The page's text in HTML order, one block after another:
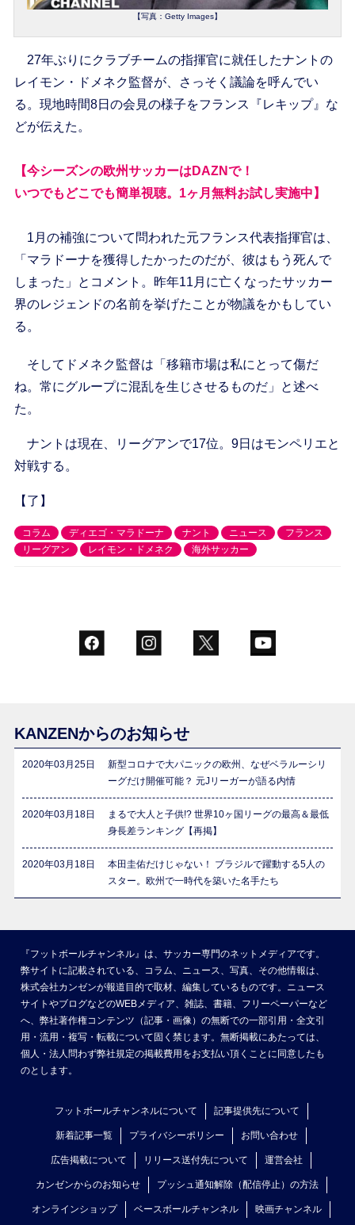
【写真：Getty Images】
27年ぶりにクラブチームの指揮官に就任したナントの
レイモン・ドメネク監督が、さっそく議論を呼んでい
る。現地時間8日の会見の様子をフランス『レキップ』な
どが伝えた。
【今シーズンの欧州サッカーはDAZNで！
いつでもどこでも簡単視聴。1ヶ月無料お試し実施中】
1月の補強について問われた元フランス代表指揮官は、
「マラドーナを獲得したかったのだが、彼はもう死んで
しまった」とコメント。昨年11月に亡くなったサッカー
界のレジェンドの名前を挙げたことが物議をかもしてい
る。
そしてドメネク監督は「移籍市場は私にとって傷だ
ね。常にグループに混乱を生じさせるものだ」と述べ
た。
ナントは現在、リーグアンで17位。9日はモンペリエと
対戦する。
【了】
コラム ディエゴ・マラドーナ ナント ニュース
フランス
リーグアン
レイモン・ドメネク 海外サッカー
KANZENからのお知らせ
2020年03月25日
新型コロナで大パニックの欧州、なぜベラルーシリ
ーグだけ開催可能？ 元Jリーガーが語る内情
2020年03月18日
まるで大人と子供!? 世界10ヶ国リーグの最高＆最低
身長差ランキング【再掲】
2020年03月18日
本田圭佑だけじゃない！ ブラジルで躍動する5人の
スター。欧州で一時代を築いた名手たち
『フットボールチャンネル』は、サッカー専門のネットメディアです。
弊サイトに記載されている、コラム、ニュース、写真、その他情報は、
株式会社カンゼンが報道目的で取材、編集しているものです。ニュース
サイトやブログなどのWEBメディア、雑誌、書籍、フリーペーパーなど
へ、弊社著作権コンテンツ（記事・画像）の無断での一部引用・全文引
用・流用・複写・転載について固く禁じます。無断掲載にあたっては、
個人・法人問わず弊社規定の掲載費用をお支払い頂くことに同意したも
のとします。
フットボールチャンネルについて 記事提供先について
新着記事一覧 プライバシーポリシー お問い合わせ
広告掲載について リリース送付先について 運営会社
カンゼンからのお知らせ プッシュ通知解除（配信停止）の方法
オンラインショップ ベースボールチャンネル 映画チャンネル